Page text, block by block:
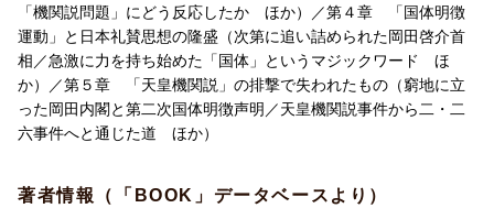
第四章 「国体明徴運動」と日本礼賛思想の隆盛
1 次第に追い詰められた岡田啓介首相
2 急激に力を持ち始めた「国体」というマジックワード
3 岡田首相の第一次国体明徴声明の発表
4 さらに激しさを増した美濃部と機関説への糾弾
「機関説問題」にどう反応したか ほか）／第４章 「国体明徴
運動」と日本礼賛思想の隆盛（次第に追い詰められた岡田啓介首
相／急激に力を持ち始めた「国体」というマジックワード ほ
か）／第５章 「天皇機関説」の排撃で失われたもの（窮地に立
った岡田内閣と第二次国体明徴声明／天皇機関説事件から二・二
六事件へと通じた道 ほか）
著者情報（「BOOK」データベースより）